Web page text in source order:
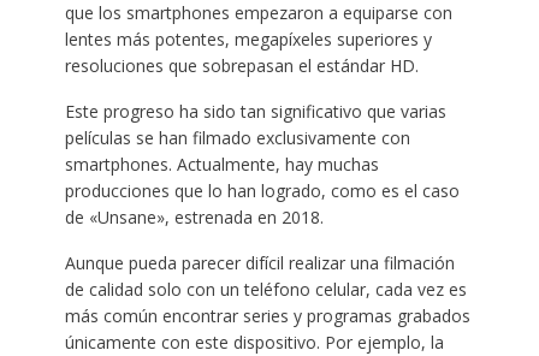
que los smartphones empezaron a equiparse con
lentes más potentes, megapíxeles superiores y
resoluciones que sobrepasan el estándar HD.
Este progreso ha sido tan significativo que varias
películas se han filmado exclusivamente con
smartphones. Actualmente, hay muchas
producciones que lo han logrado, como es el caso
de «Unsane», estrenada en 2018.
Aunque pueda parecer difícil realizar una filmación
de calidad solo con un teléfono celular, cada vez es
más común encontrar series y programas grabados
únicamente con este dispositivo. Por ejemplo, la